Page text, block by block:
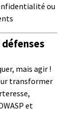
ou
mais agir !
transformer
et